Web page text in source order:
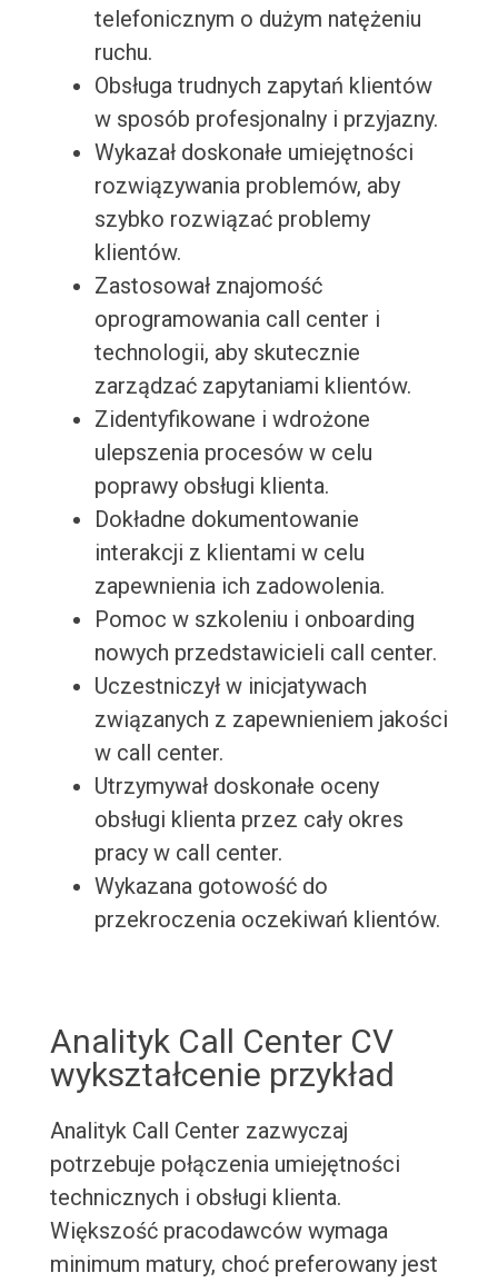
telefonicznym o dużym natężeniu
ruchu.
Obsługa trudnych zapytań klientów
w sposób profesjonalny i przyjazny.
Wykazał doskonałe umiejętności
rozwiązywania problemów, aby
szybko rozwiązać problemy
klientów.
Zastosował znajomość
oprogramowania call center i
technologii, aby skutecznie
zarządzać zapytaniami klientów.
Zidentyfikowane i wdrożone
ulepszenia procesów w celu
poprawy obsługi klienta.
Dokładne dokumentowanie
interakcji z klientami w celu
zapewnienia ich zadowolenia.
Pomoc w szkoleniu i onboarding
nowych przedstawicieli call center.
Uczestniczył w inicjatywach
związanych z zapewnieniem jakości
w call center.
Utrzymywał doskonałe oceny
obsługi klienta przez cały okres
pracy w call center.
Wykazana gotowość do
przekroczenia oczekiwań klientów.
Analityk Call Center CV
wykształcenie przykład
Analityk Call Center zazwyczaj
potrzebuje połączenia umiejętności
technicznych i obsługi klienta.
Większość pracodawców wymaga
minimum matury, choć preferowany jest